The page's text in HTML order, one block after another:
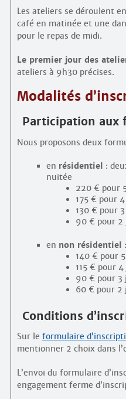
Les ateliers se déroulent
café en matinée et une
pour le repas de midi.
Le premier jour des
ateliers à 9h30 précises.
Modalités
Participation aux
Nous proposons deux
en résidentiel :
nuitée
220 € pour
175 € pour
130 € pour
90 € pour 2
en non résidentiel
140 € pour
115 € pour
90 € pour 3
60 € pour 2
Conditions
Sur le formulaire
mentionner 2 choix dans
L’envoi du formulaire
engagement ferme